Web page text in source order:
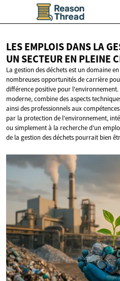
LES EMPLOIS DANS LA
UN SECTEUR EN PLEINE
La gestion des déchets est un domaine
nombreuses opportunités de carrière
différence positive pour l'environnement.
moderne, combine des aspects
ainsi des professionnels aux
par la protection de l'environnement,
ou simplement à la recherche d'un
de la gestion des déchets pourrait bien